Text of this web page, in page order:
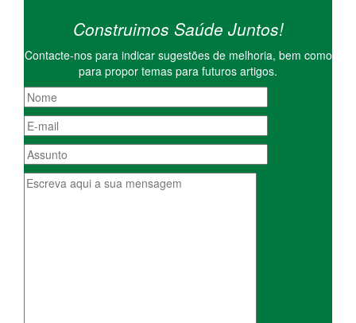
Construimos Saúde Juntos!
Contacte-nos para indicar sugestões de melhoria, bem como
para propor temas para futuros artigos.